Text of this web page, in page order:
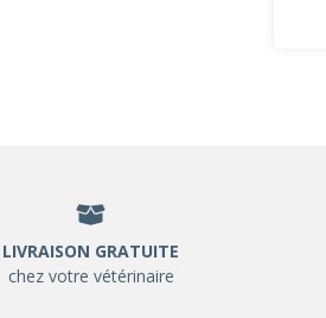
LIVRAISON GRATUITE
chez votre vétérinaire